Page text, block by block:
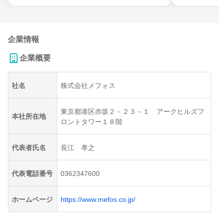
企業情報
企業概要
社名 株式会社メフォス
本社所在地
東京都港区赤坂２－２３－１ アークヒルズフ
ロントタワー１８階
代表者氏名 長江 孝之
代表電話番号 0362347600
ホームページ https://www.mefos.co.jp/